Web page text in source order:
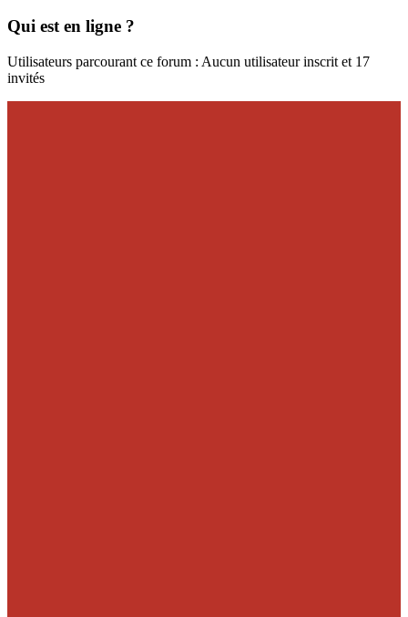
Qui est en ligne ?
Utilisateurs parcourant ce forum : Aucun utilisateur inscrit et 17
invités